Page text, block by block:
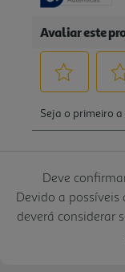
Deve
Devido a possíveis
deverá considerar